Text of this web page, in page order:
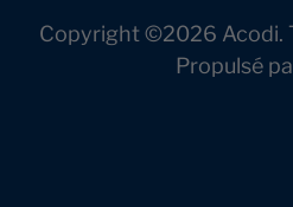
Copyright ©2026 Acodi.
Propulsé